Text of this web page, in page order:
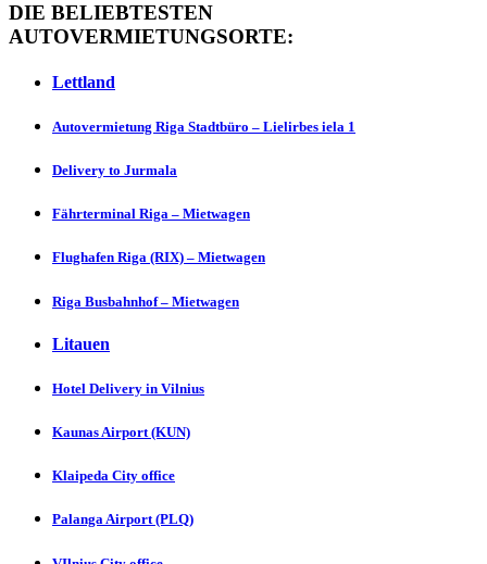
DIE BELIEBTESTEN
AUTOVERMIETUNGSORTE:
Lettland
Autovermietung Riga Stadtbüro – Lielirbes iela 1
Delivery to Jurmаlа
Fährterminal Riga – Mietwagen
Flughafen Riga (RIX) – Mietwagen
Riga Busbahnhof – Mietwagen
Litauen
Hotel Delivery in Vіlnius
Kaunas Aіrport (KUN)
Klaipeda City offіcе
Palanga Aіrport (PLQ)